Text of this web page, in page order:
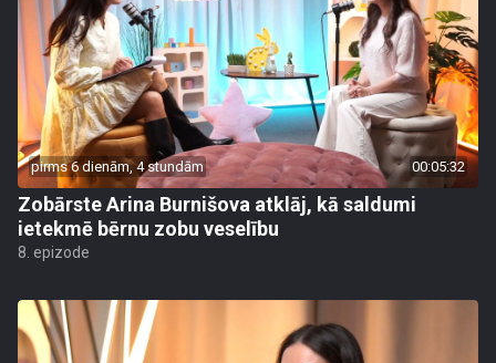
pirms 6 dienām, 4 stundām 00:05:32
Zobārste Arina Burnišova atklāj, kā saldumi
ietekmē bērnu zobu veselību
8. epizode